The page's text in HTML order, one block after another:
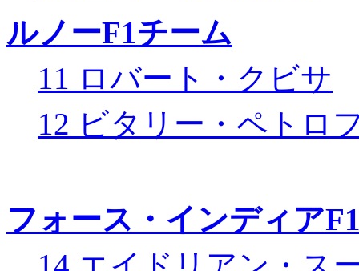
ルノーF1チーム
11 ロバート・クビサ
12 ビタリー・ペトロ
フォース・インディア